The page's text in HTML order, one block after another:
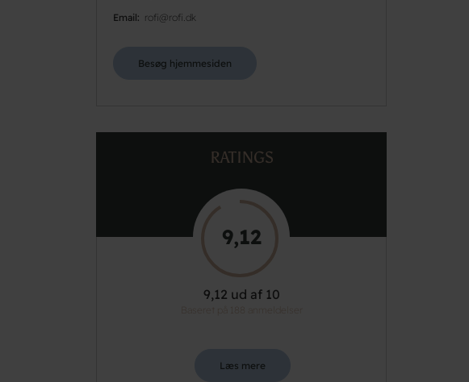
Email
rofi@rofi.dk
Besøg hjemmesiden
RATINGS
9,12
9,12 ud af 10
Læs mere